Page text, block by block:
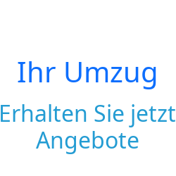
Ihr Umzug
Erhalten Sie jetzt
Angebote